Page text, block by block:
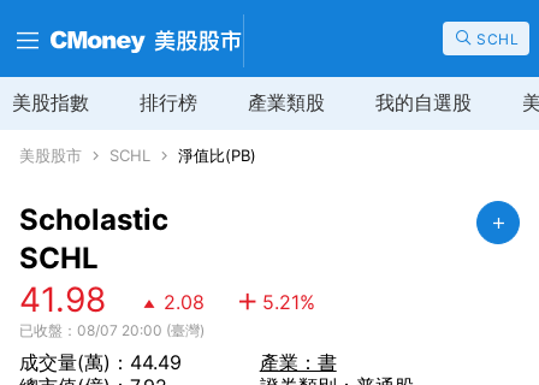
SCHL
美股指數 排行榜 產業類股 我的自選股
美股股市 SCHL 淨值比(PB)
Scholastic
SCHL
41.98 2.08 5.21%
已收盤：08/07 20:00 (臺灣)
成交量(萬)：44.49
產業：書